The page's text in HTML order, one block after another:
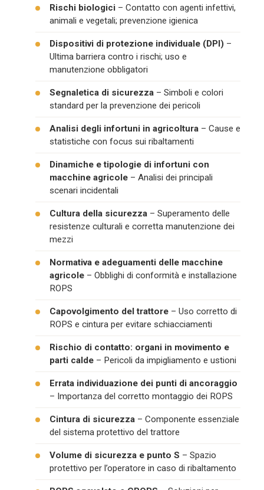
Rischi biologici – Contatto con agenti infettivi,
animali e vegetali; prevenzione igienica
Dispositivi di protezione individuale (DPI) –
Ultima barriera contro i rischi; uso e
manutenzione obbligatori
Segnaletica di sicurezza – Simboli e colori
standard per la prevenzione dei pericoli
Analisi degli infortuni in agricoltura – Cause e
statistiche con focus sui ribaltamenti
Dinamiche e tipologie di infortuni con
macchine agricole – Analisi dei principali
scenari incidentali
Cultura della sicurezza – Superamento delle
resistenze culturali e corretta manutenzione dei
mezzi
Normativa e adeguamenti delle macchine
agricole – Obblighi di conformità e installazione
ROPS
Capovolgimento del trattore – Uso corretto di
ROPS e cintura per evitare schiacciamenti
Rischio di contatto: organi in movimento e
parti calde – Pericoli da impigliamento e ustioni
Errata individuazione dei punti di ancoraggio
– Importanza del corretto montaggio dei ROPS
Cintura di sicurezza – Componente essenziale
del sistema protettivo del trattore
Volume di sicurezza e punto S – Spazio
protettivo per l’operatore in caso di ribaltamento